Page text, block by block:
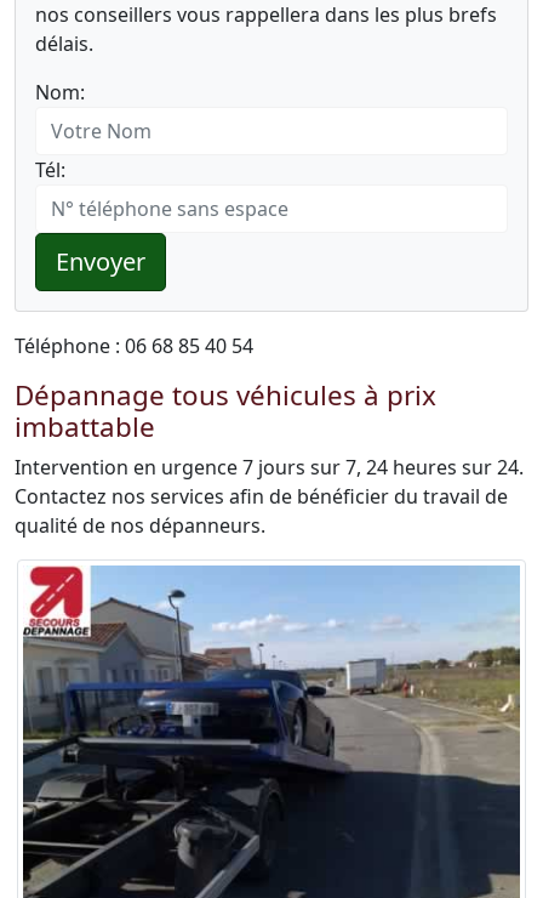
nos conseillers vous rappellera dans les plus brefs
délais.
Nom:
Tél:
Envoyer
Téléphone : 06 68 85 40 54
Dépannage tous véhicules à prix
imbattable
Intervention en urgence 7 jours sur 7, 24 heures sur 24.
Contactez nos services afin de bénéficier du travail de
qualité de nos dépanneurs.